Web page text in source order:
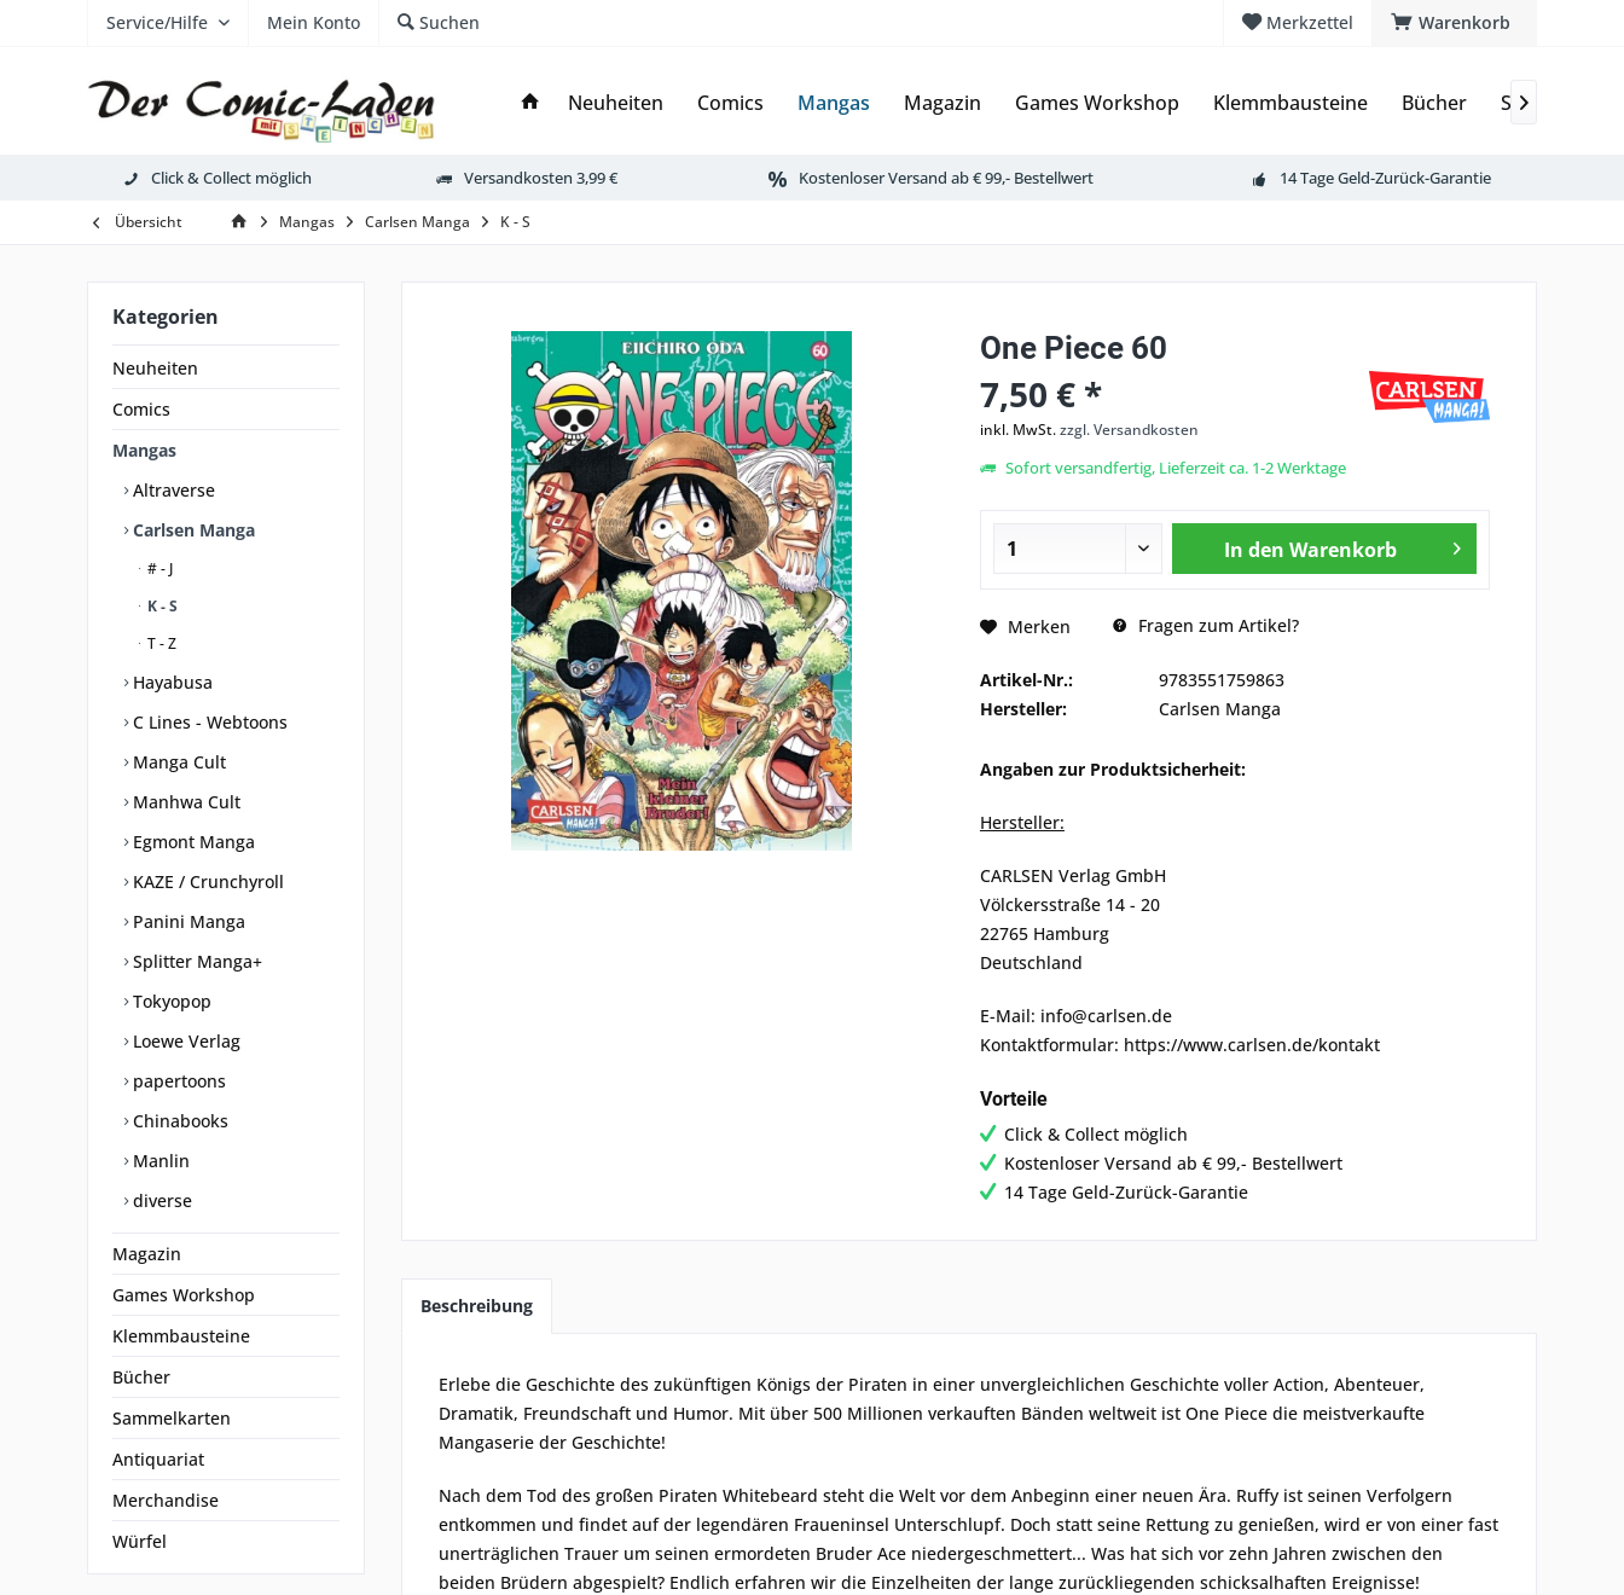
Warenkorb
Merkzettel
Service/Hilfe Mein Konto Suchen
Neuheiten Comics Mangas Magazin Games Workshop Klemmbausteine Bücher 
Click & Collect möglich Versandkosten 3,99 € Kostenloser Versand ab € 99,- Bestellwert 14 Tage Geld-Zurück-Garantie
Übersicht Mangas Carlsen Manga K - S
Kategorien
Neuheiten
Comics
Mangas
Altraverse
Carlsen Manga
# - J
K - S
T - Z
Hayabusa
C Lines - Webtoons
Manga Cult
Manhwa Cult
Egmont Manga
KAZE / Crunchyroll
Panini Manga
Splitter Manga+
Tokyopop
Loewe Verlag
papertoons
Chinabooks
Manlin
diverse
Magazin
Games Workshop
Klemmbausteine
Bücher
Sammelkarten
Antiquariat
Merchandise
Würfel
One Piece 60
7,50 € *
inkl. MwSt.zzgl. Versandkosten
Sofort versandfertig, Lieferzeit ca. 1-2 Werktage
In den Warenkorb
Merken Fragen zum Artikel?
Artikel-Nr.:
9783551759863
Hersteller:
Carlsen Manga
Angaben zur Produktsicherheit:
Hersteller:
CARLSEN Verlag GmbH
Völckersstraße 14 - 20
22765 Hamburg
Deutschland
E-Mail: info@carlsen.de
Kontaktformular: https://www.carlsen.de/kontakt
Vorteile
Click & Collect möglich
Kostenloser Versand ab € 99,- Bestellwert
14 Tage Geld-Zurück-Garantie
Beschreibung
Erlebe die Geschichte des zukünftigen Königs der Piraten in einer unvergleichlichen Geschichte voller Action, Abenteuer,
Dramatik, Freundschaft und Humor. Mit über 500 Millionen verkauften Bänden weltweit ist One Piece die meistverkaufte
Mangaserie der Geschichte!
Nach dem Tod des großen Piraten Whitebeard steht die Welt vor dem Anbeginn einer neuen Ära. Ruffy ist seinen Verfolgern
entkommen und findet auf der legendären Fraueninsel Unterschlupf. Doch statt seine Rettung zu genießen, wird er von einer fast
unerträglichen Trauer um seinen ermordeten Bruder Ace niedergeschmettert... Was hat sich vor zehn Jahren zwischen den
beiden Brüdern abgespielt? Endlich erfahren wir die Einzelheiten der lange zurückliegenden schicksalhaften Ereignisse!